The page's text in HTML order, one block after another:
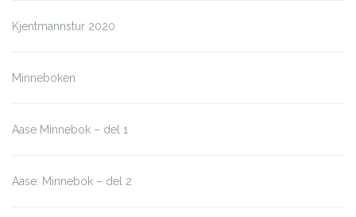
Kjentmannstur 2020
Minneboken
Aase Minnebok – del 1
Aase: Minnebok – del 2